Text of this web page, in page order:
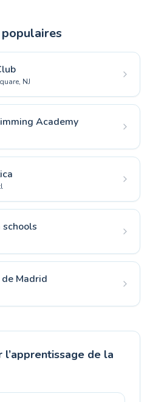
NJ
Academy
schools
Madrid
l’apprentissage de la